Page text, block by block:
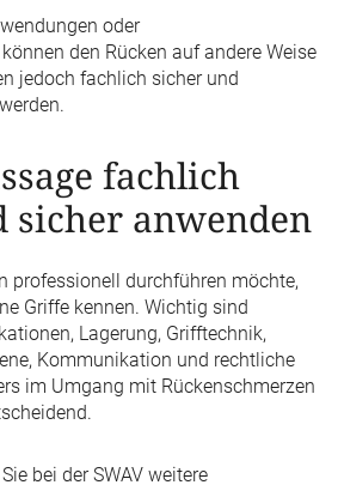
oder
den Rücken auf andere Weise
jedoch fachlich sicher und
fachlich
sicher anwenden
professionell durchführen möchte,
Griffe kennen. Wichtig sind
Lagerung, Grifftechnik,
Kommunikation und rechtliche
im Umgang mit Rückenschmerzen
bei der SWAV weitere